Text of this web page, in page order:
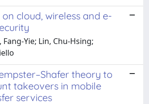
on cloud, wireless and e-
Fang-Yie; Lin, Chu-Hsing;
theory to
takeovers in mobile
services